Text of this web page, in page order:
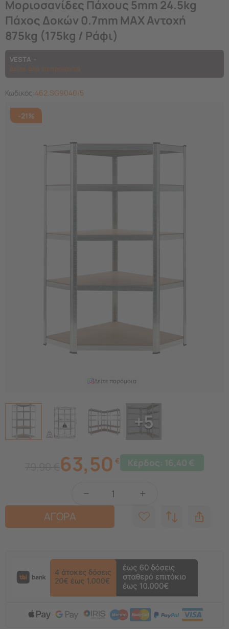
-21%
Δείτε παρόμοια
+5
Μοριοσανίδες Πάχους 5mm 24.5kg
Πάχος Δοκών 0.7mm MAX Αντοχή
875kg (175kg / Ράφι)
VESTA
Δείτε όλα τα προϊόντα
Κωδικός:462.SG9040/5
63,50 € Κέρδος: 16,40 €
+
−
ΑΓΟΡΑ